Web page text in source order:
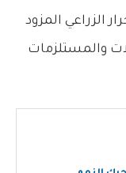
الزراعي المزود
والمستلزمات